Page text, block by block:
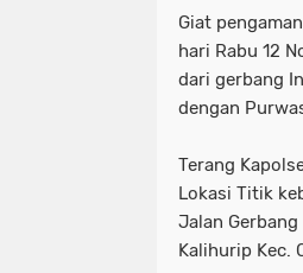
Giat
hari Rabu 12
dari gerbang
dengan
Terang
Lokasi Titik
Jalan
Kalihurip Kec.